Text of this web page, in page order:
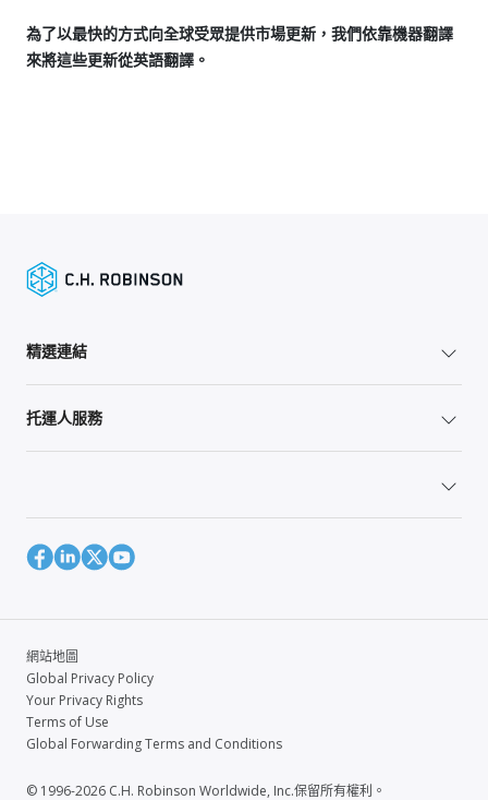
為了以最快的方式向全球受眾提供市場更新，我們依靠機器翻譯
來將這些更新從英語翻譯。
精選連結
托運人服務
網站地圖
Global Privacy Policy
Your Privacy Rights
Terms of Use
Global Forwarding Terms and Conditions
© 1996-2026 C.H. Robinson Worldwide, Inc.保留所有權利。